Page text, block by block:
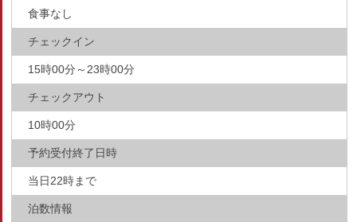
食事なし
チェックイン
15時00分～23時00分
チェックアウト
10時00分
予約受付終了日時
当日22時まで
泊数情報